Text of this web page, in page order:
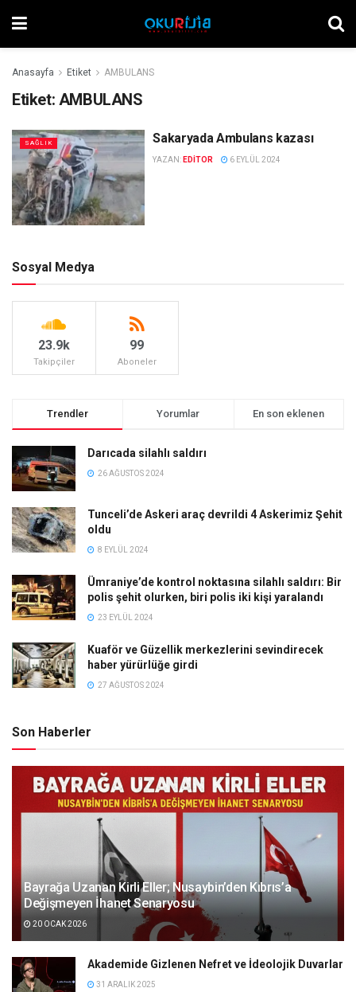
Anasayfa Etiket AMBULANS
Etiket: AMBULANS
SAĞLIK Sakaryada Ambulans kazası
YAZAN: EDITOR 6 EYLÜL 2024
Sosyal Medya
23.9k
Takipçiler
99
Aboneler
Trendler Yorumlar En son eklenen
Darıcada silahlı saldırı
26 AĞUSTOS 2024
Tunceli’de Askeri araç devrildi 4 Askerimiz Şehit
oldu
8 EYLÜL 2024
Ümraniye’de kontrol noktasına silahlı saldırı: Bir
polis şehit olurken, biri polis iki kişi yaralandı
23 EYLÜL 2024
Kuaför ve Güzellik merkezlerini sevindirecek
haber yürürlüğe girdi
27 AĞUSTOS 2024
Son Haberler
Bayrağa Uzanan Kirli Eller; Nusaybin’den Kıbrıs’a
Değişmeyen İhanet Senaryosu
20 OCAK 2026
Akademide Gizlenen Nefret ve İdeolojik Duvarlar
31 ARALIK 2025